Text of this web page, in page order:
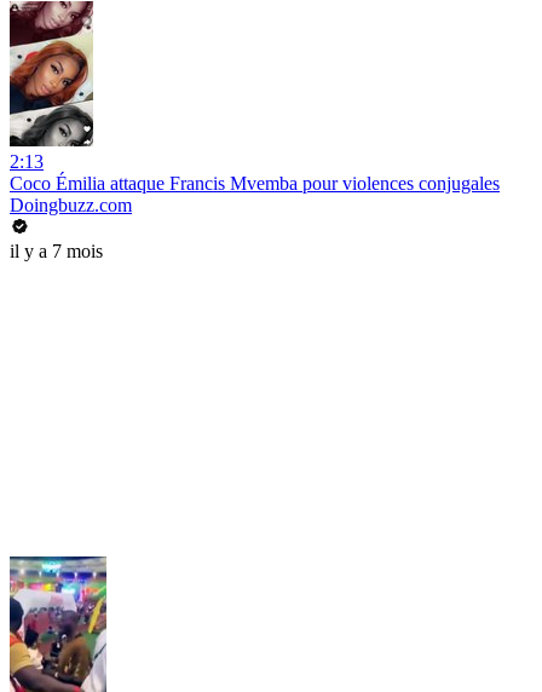
2:13
Coco Émilia attaque Francis Mvemba pour violences conjugales
Doingbuzz.com
il y a 7 mois